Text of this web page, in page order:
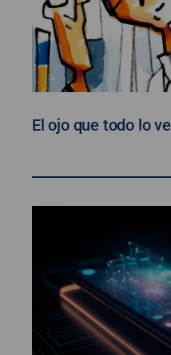
El ojo que todo lo ve